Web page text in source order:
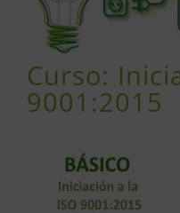
grande
Curso:
9001:2015